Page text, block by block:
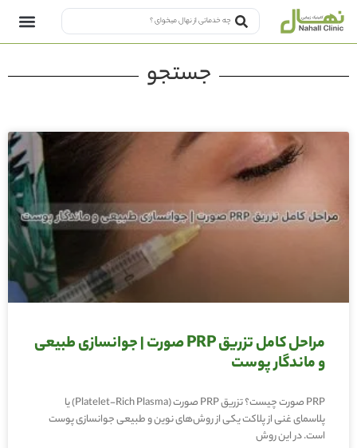
جستجو
مراحل کامل تزریق PRP صورت | جوانسازی طبیعی
و ماندگار پوست
PRP صورت چیست؟ تزریق PRP صورت (Platelet-Rich Plasma) یا
پلاسمای غنی از پلاکت یکی از روش‌های نوین و طبیعی جوانسازی پوست
است. در این روش